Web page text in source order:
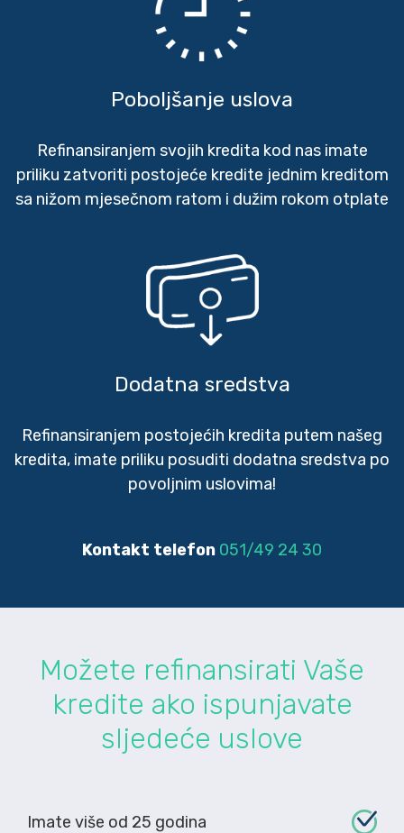
Poboljšanje uslova
Refinansiranjem svojih kredita kod nas imate
priliku zatvoriti postojeće kredite jednim kreditom
sa nižom mjesečnom ratom i dužim rokom otplate
Dodatna sredstva
Refinansiranjem postojećih kredita putem našeg
kredita, imate priliku posuditi dodatna sredstva po
povoljnim uslovima!
Kontakt telefon 051/49 24 30
Možete refinansirati Vaše
kredite ako ispunjavate
sljedeće uslove
Imate više od 25 godina